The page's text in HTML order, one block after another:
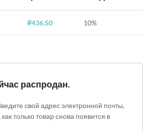
₽436.50 10%
распродан.
свой адрес электронной почты,
только товар снова появится в